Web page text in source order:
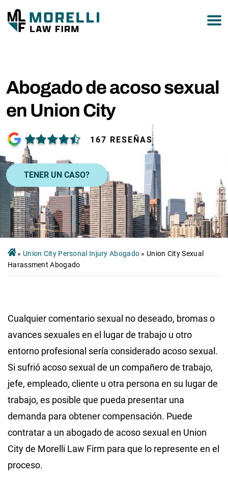
Abogado de acoso sexual
en Union City
167 RESEÑAS
TENER UN CASO?
» Union City Personal Injury Abogado » Union City Sexual
Harassment Abogado
Cualquier comentario sexual no deseado, bromas o
avances sexuales en el lugar de trabajo u otro
entorno profesional sería considerado acoso sexual.
Si sufrió acoso sexual de un compañero de trabajo,
jefe, empleado, cliente u otra persona en su lugar de
trabajo, es posible que pueda presentar una
demanda para obtener compensación. Puede
contratar a un abogado de acoso sexual en Union
City de Morelli Law Firm para que lo represente en el
proceso.